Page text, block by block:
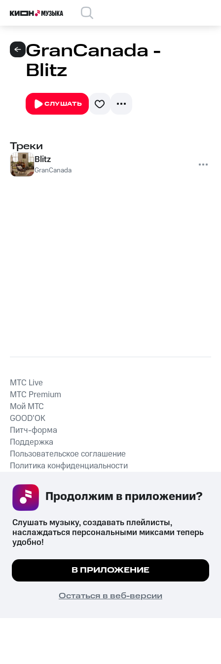
GranCanada -
Blitz
СЛУШАТЬ
Треки
Blitz
GranCanada
СКАЧАТЬ ПРИЛОЖЕНИЕ
MTС Live
MTС Premium
Мой МТС
GOOD’OK
Питч-форма
Поддержка
Пользовательское соглашение
Политика конфиденциальности
психотропных веществ, их аналогов причиняет вред здоровью,
их незаконный оборот запрещён и влечёт установленную
законодательством ответственность.
© 2026 ООО «КИОН».
Все права защищены
Мы используем куки, чтобы на сайте все
Подробнее
ПОНЯТНО
Слушать музыку, создавать плейлисты,
наслаждаться персональными миксами теперь
удобно!
В ПРИЛОЖЕНИЕ
Остаться в веб-версии